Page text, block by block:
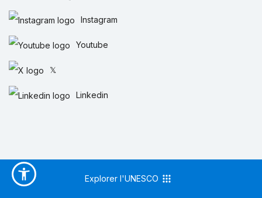
Instagram
Youtube
𝕏
Linkedin
Explorer l'UNESCO